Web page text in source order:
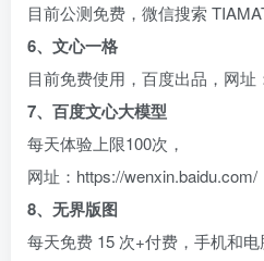
目前公测免费，微信搜索
6、文心一格
目前免费使用，百度出品，网址
7、百度文心大模型
每天体验上限100次，
网址：https://wenxin.baidu.com/
8、无界版图
每天免费 15 次+付费，手机和电